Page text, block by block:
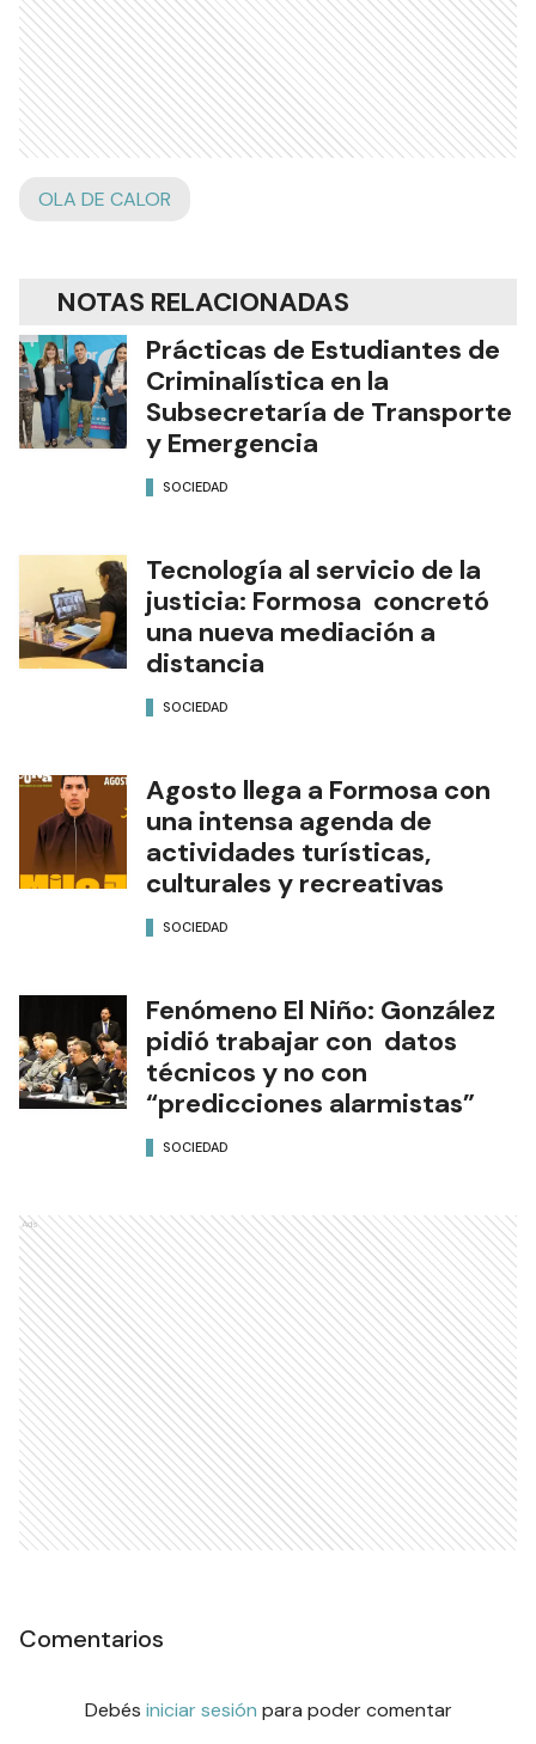
OLA DE CALOR
NOTAS RELACIONADAS
Prácticas de Estudiantes de
Criminalística en la
Subsecretaría de Transporte
y Emergencia
Tecnología al servicio de la
justicia: Formosa concretó
una nueva mediación a
distancia
Agosto llega a Formosa con
una intensa agenda de
actividades turísticas,
culturales y recreativas
Fenómeno El Niño: González
pidió trabajar con datos
técnicos y no con
“predicciones alarmistas”
Ads
Comentarios
Debés iniciar sesión para poder comentar